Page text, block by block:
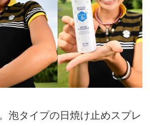
泡タイプの日焼け止めスプレ